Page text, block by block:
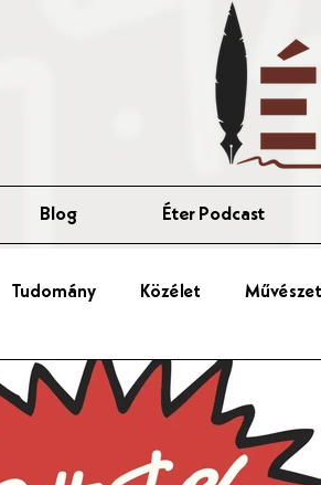
Blog Éter Podcast
Tudomány Közélet
Affér Vitaest